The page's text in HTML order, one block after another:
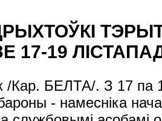
17-19
/Кар. БЕЛТА/. З 17 па
- намесніка